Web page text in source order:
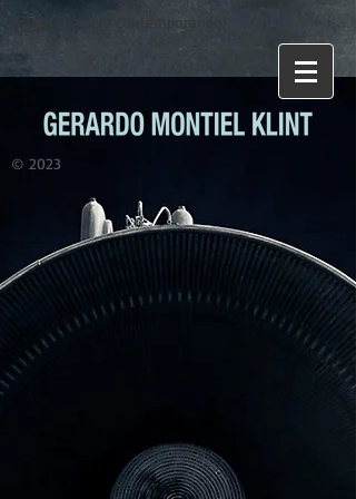
fotografia arte contemporaneo
© 2023